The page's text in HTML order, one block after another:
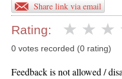
Share link via email
Rating:
0 votes recorded (0 rating)
Feedback is not allowed /